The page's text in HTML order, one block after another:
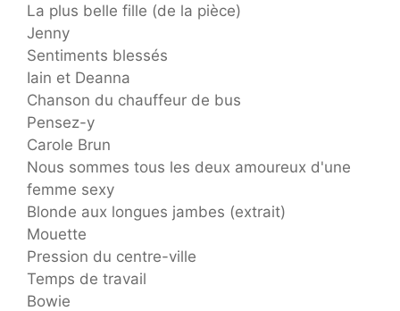
La plus belle fille (de la pièce)
Jenny
Sentiments blessés
Iain et Deanna
Chanson du chauffeur de bus
Pensez-y
Carole Brun
Nous sommes tous les deux amoureux d'une
femme sexy
Blonde aux longues jambes (extrait)
Mouette
Pression du centre-ville
Temps de travail
Bowie